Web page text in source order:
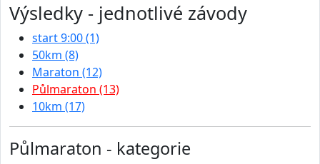
Výsledky - jednotlivé závody
start 9:00 (1)
50km (8)
Maraton (12)
Půlmaraton (13)
10km (17)
Půlmaraton - kategorie